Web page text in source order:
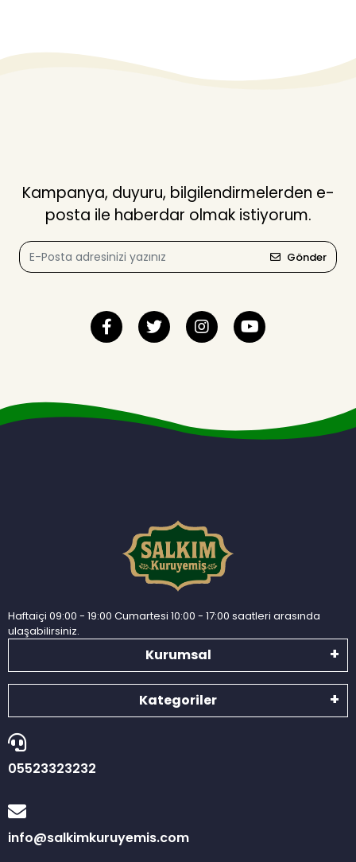
Kampanya, duyuru, bilgilendirmelerden e-
posta ile haberdar olmak istiyorum.
Gönder
Haftaiçi 09:00 - 19:00 Cumartesi 10:00 - 17:00 saatleri arasında
ulaşabilirsiniz.
Kurumsal
Kategoriler
05523323232
info@salkimkuruyemis.com